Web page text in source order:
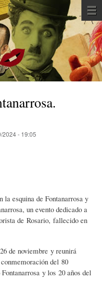
2024 - 19:05
esquina de Fontanarrosa y
un evento dedicado a
de Rosario, fallecido en
de noviembre y reunirá
del 80
y los 20 años del